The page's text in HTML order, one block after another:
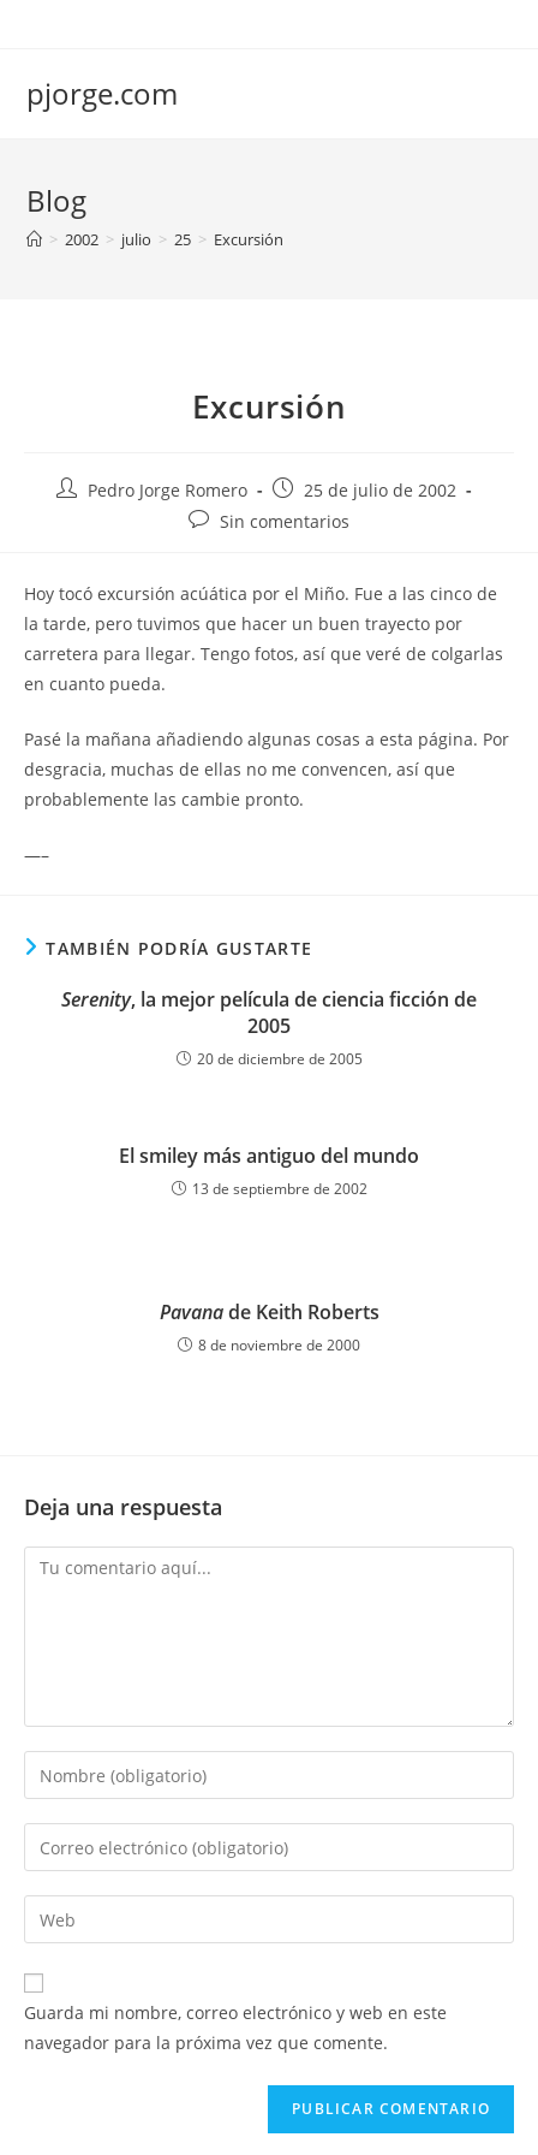
pjorge.com
Blog
> 2002 > julio > 25 > Excursión
Excursión
AutorPedro Jorge Romero
Publicación
de
25 de julio de 2002
Comentarios
entrada:
Sin comentarios
Hoy tocó excursión acúática por el Miño. Fue a las cinco de
la tarde, pero tuvimos que hacer un buen trayecto por
carretera para llegar. Tengo fotos, así que veré de colgarlas
en cuanto pueda.
Pasé la mañana añadiendo algunas cosas a esta página. Por
desgracia, muchas de ellas no me convencen, así que
probablemente las cambie pronto.
—–
TAMBIÉN PODRÍA GUSTARTE
Serenity, la mejor película de ciencia ficción de
2005
20 de diciembre de 2005
El smiley más antiguo del mundo
13 de septiembre de 2002
Pavanade Keith Roberts
8 de noviembre de 2000
Deja una respuesta
Comentario
Introduce
tu
nombre
de
usuario
para
comentar
Introduce
tu
dirección
de
electrónico
para
comentar
Introduce
la
URL
de
Guarda mi nombre, correo electrónico y web en este
navegador para la próxima vez que comente.